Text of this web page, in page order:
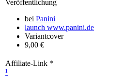
Veröffentlichung
bei Panini
launch www.panini.de
Variantcover
9,00 €
Affiliate-Link *
¹